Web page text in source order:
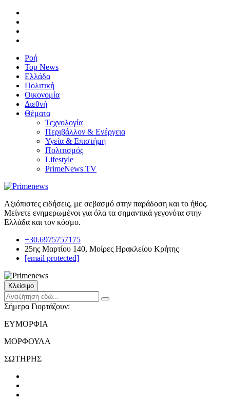
Ροή
Top News
Ελλάδα
Πολιτική
Οικονομία
Διεθνή
Θέματα
Τεχνολογία
Περιβάλλον & Ενέργεια
Υγεία & Επιστήμη
Πολιτισμός
Lifestyle
PrimeNews TV
Αξιόπιστες ειδήσεις, με σεβασμό στην παράδοση και το ήθος.
Μείνετε ενημερωμένοι για όλα τα σημαντικά γεγονότα στην
Ελλάδα και τον κόσμο.
+30.6975757175
25ης Μαρτίου 140, Μοίρες Ηρακλείου Κρήτης
[email protected]
Κλείσιμο
Σήμερα Γιορτάζουν:
ΕΥΜΟΡΦΙΑ
ΜΟΡΦΟΥΛΑ
ΣΩΤΗΡΗΣ